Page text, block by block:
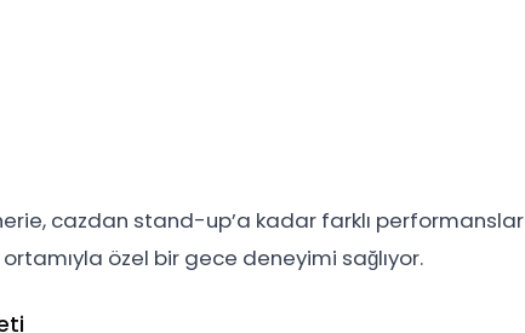
cazdan stand-up’a kadar farklı performanslar
ortamıyla özel bir gece deneyimi sağlıyor.